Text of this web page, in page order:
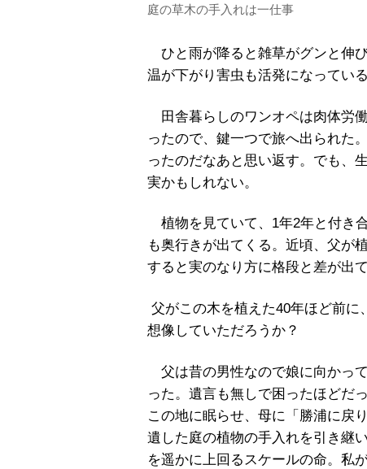
庭の草木の手入れは一仕事
ひと雨が降ると雑草がグンと伸
温が下がり害虫も活発になっている
田舎暮らしのワンオペは肉体労
ったので、鍵一つで旅へ出られた
ったのだなあと思い返す。でも、
実かもしれない。
植物を見ていて、1年2年と付き
も奥行きが出てくる。近頃、父が
すると実のなり方に格段と差が出て
父がこの木を植えた40年ほど前に
想像していただろうか？
父は昔の男性なので娘に向かっ
った。遺言も無しで困ったほどだ
この地に眠らせ、母に「勝浦に戻
遺した庭の植物の手入れを引き継
を遥かに上回るスケールの命。私